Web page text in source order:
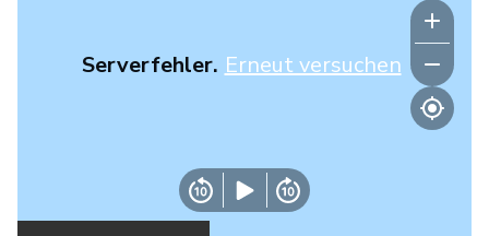
Serverfehler. Erneut versuchen